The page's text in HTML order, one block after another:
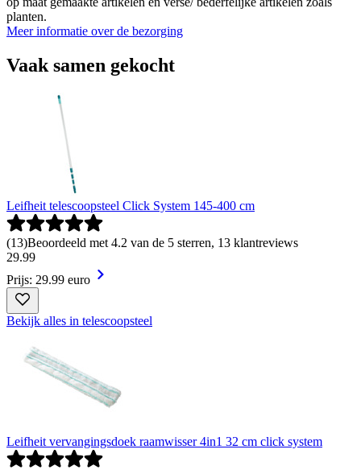
planten.
Meer informatie over de bezorging
Vaak samen gekocht
Leifheit telescoopsteel Click System 145-400 cm
(13)Beoordeeld met 4.2 van de 5 sterren, 13 klantreviews
29.99
Prijs: 29.99 euro
Bekijk alles in telescoopsteel
Leifheit vervangingsdoek raamwisser 4in1 32 cm click system